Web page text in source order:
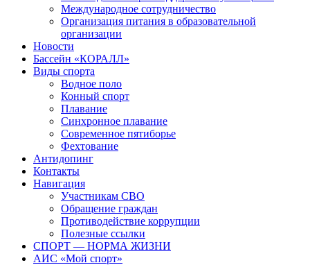
Международное сотрудничество
Организация питания в образовательной
организации
Новости
Бассейн «КОРАЛЛ»
Виды спорта
Водное поло
Конный спорт
Плавание
Синхронное плавание
Современное пятиборье
Фехтование
Антидопинг
Контакты
Навигация
Участникам СВО
Обращение граждан
Противодействие коррупции
Полезные ссылки
СПОРТ — НОРМА ЖИЗНИ
АИС «Мой спорт»